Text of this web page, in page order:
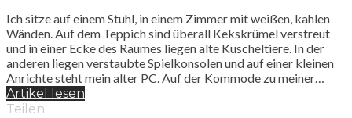
Ich sitze auf einem Stuhl, in einem Zimmer mit weißen, kahlen
Wänden. Auf dem Teppich sind überall Kekskrümel verstreut
und in einer Ecke des Raumes liegen alte Kuscheltiere. In der
anderen liegen verstaubte Spielkonsolen und auf einer kleinen
Anrichte steht mein alter PC. Auf der Kommode zu meiner…
Artikel lesen
Teilen